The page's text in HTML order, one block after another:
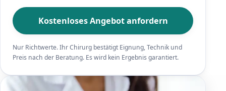
Kostenloses Angebot anfordern
Nur Richtwerte. Ihr Chirurg bestätigt Eignung, Technik und
Preis nach der Beratung. Es wird kein Ergebnis garantiert.